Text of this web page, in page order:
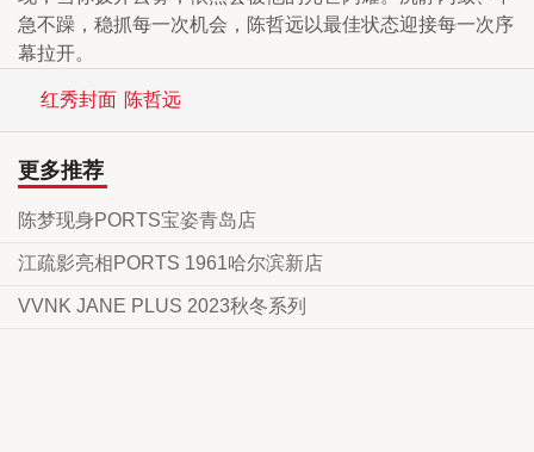
急不躁，稳抓每一次机会，陈哲远以最佳状态迎接每一次序
幕拉开。
红秀封面 陈哲远
更多推荐
陈梦现身PORTS宝姿青岛店
江疏影亮相PORTS 1961哈尔滨新店
VVNK JANE PLUS 2023秋冬系列